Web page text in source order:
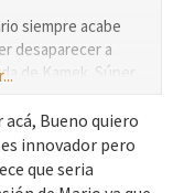
siempre acabe
desaparecer a
de Kamek. Súper
muy confuso para
mundo! ¿Pero
necesita la
ancestral, un
Bueno quiero
innovador pero
que seria